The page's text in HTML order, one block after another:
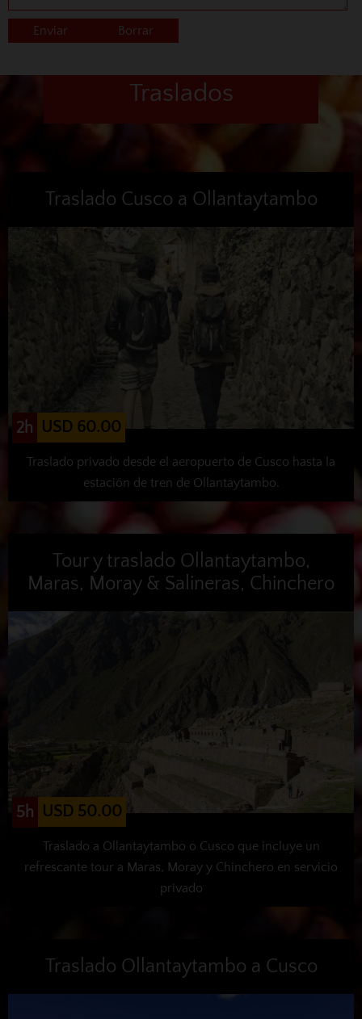
Traslados
Traslado Cusco a Ollantaytambo
2h USD 60.00
Traslado privado desde el aeropuerto de Cusco hasta la
estación de tren de Ollantaytambo.
Tour y traslado Ollantaytambo,
Maras, Moray & Salineras, Chinchero
5h USD 50.00
Traslado a Ollantaytambo o Cusco que incluye un
refrescante tour a Maras, Moray y Chinchero en servicio
privado
Traslado Ollantaytambo a Cusco